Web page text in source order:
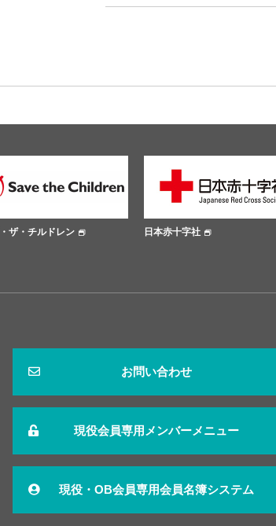
ザ・チルドレン 日本赤十字社
お問い合わせ
現役会員専用メンバーメニュー
現役・OB会員専用会員名簿システム